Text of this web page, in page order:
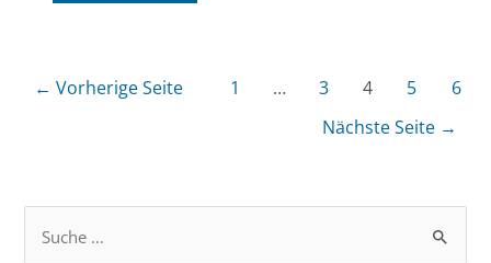
← Vorherige Seite 1 … 3 4 5
6
Nächste Seite →